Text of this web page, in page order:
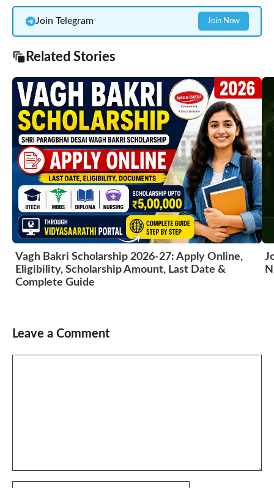
Join Telegram Join Now
Related Stories
Vagh Bakri Scholarship 2026-27: Apply Online,
Eligibility, Scholarship Amount, Last Date &
Complete Guide
Leave a Comment